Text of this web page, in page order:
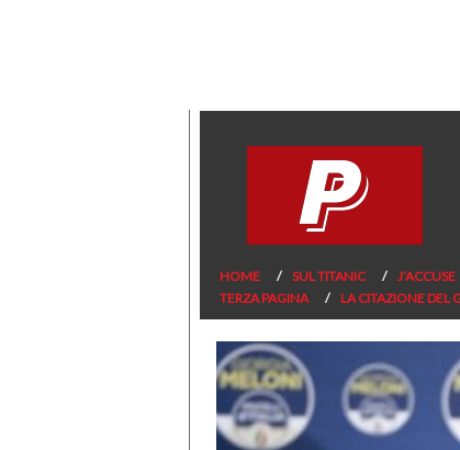
HOME SUL TITANIC J’ACCUSE
TERZA PAGINA
LA CITAZIONE DEL